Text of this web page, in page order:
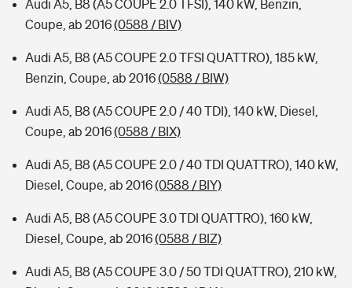
Audi A5, B8 (A5 COUPE 2.0 TFSI), 140 kW, Benzin,
Coupe, ab 2016(0588 / BIV)
Audi A5, B8 (A5 COUPE 2.0 TFSI QUATTRO), 185 kW,
Benzin, Coupe, ab 2016(0588 / BIW)
Audi A5, B8 (A5 COUPE 2.0 / 40 TDI), 140 kW, Diesel,
Coupe, ab 2016(0588 / BIX)
Audi A5, B8 (A5 COUPE 2.0 / 40 TDI QUATTRO), 140 kW,
Diesel, Coupe, ab 2016(0588 / BIY)
Audi A5, B8 (A5 COUPE 3.0 TDI QUATTRO), 160 kW,
Diesel, Coupe, ab 2016(0588 / BIZ)
Audi A5, B8 (A5 COUPE 3.0 / 50 TDI QUATTRO), 210 kW,